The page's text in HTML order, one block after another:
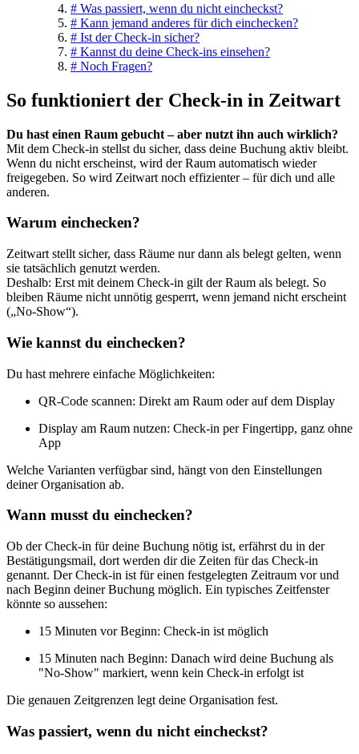
# Was passiert, wenn du nicht eincheckst?
# Kann jemand anderes für dich einchecken?
# Ist der Check-in sicher?
# Kannst du deine Check-ins einsehen?
# Noch Fragen?
So funktioniert der Check-in in Zeitwart
Du hast einen Raum gebucht – aber nutzt ihn auch wirklich?
Mit dem Check-in stellst du sicher, dass deine Buchung aktiv bleibt.
Wenn du nicht erscheinst, wird der Raum automatisch wieder
freigegeben. So wird Zeitwart noch effizienter – für dich und alle
anderen.
Warum einchecken?
Zeitwart stellt sicher, dass Räume nur dann als belegt gelten, wenn
sie tatsächlich genutzt werden.
Deshalb: Erst mit deinem Check-in gilt der Raum als belegt. So
bleiben Räume nicht unnötig gesperrt, wenn jemand nicht erscheint
(„No-Show“).
Wie kannst du einchecken?
Du hast mehrere einfache Möglichkeiten:
QR-Code scannen: Direkt am Raum oder auf dem Display
Display am Raum nutzen: Check-in per Fingertipp, ganz ohne
App
Welche Varianten verfügbar sind, hängt von den Einstellungen
deiner Organisation ab.
Wann musst du einchecken?
Ob der Check-in für deine Buchung nötig ist, erfährst du in der
Bestätigungsmail, dort werden dir die Zeiten für das Check-in
genannt. Der Check-in ist für einen festgelegten Zeitraum vor und
nach Beginn deiner Buchung möglich. Ein typisches Zeitfenster
könnte so aussehen:
15 Minuten vor Beginn: Check-in ist möglich
15 Minuten nach Beginn: Danach wird deine Buchung als
"No-Show" markiert, wenn kein Check-in erfolgt ist
Die genauen Zeitgrenzen legt deine Organisation fest.
Was passiert, wenn du nicht eincheckst?